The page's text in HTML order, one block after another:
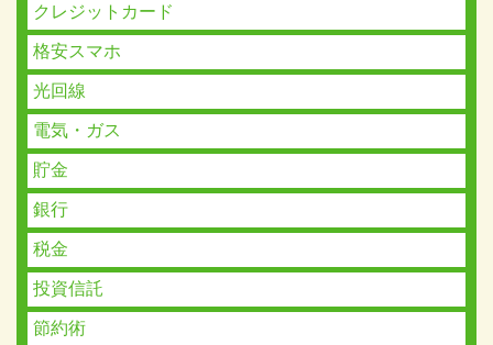
クレジットカード
格安スマホ
光回線
電気・ガス
貯金
銀行
税金
投資信託
節約術